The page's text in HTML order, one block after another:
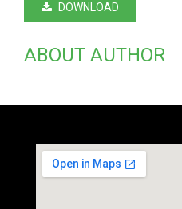
DOWNLOAD
ABOUT AUTHOR